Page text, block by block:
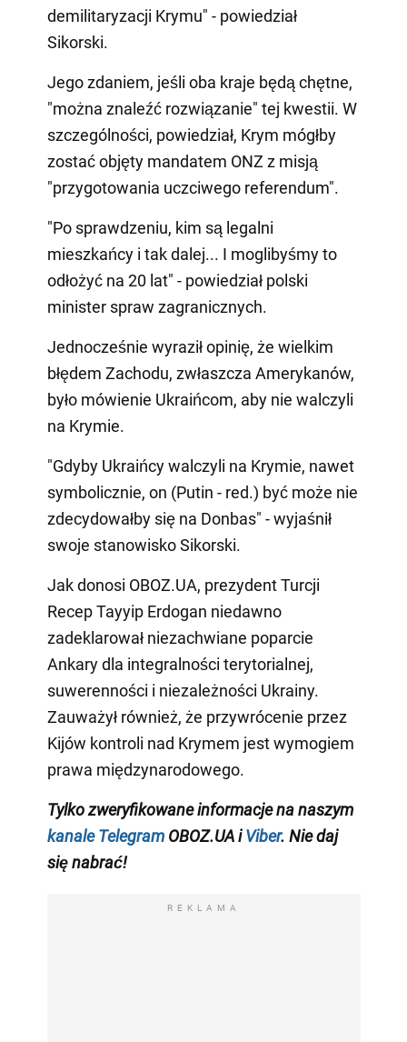
demilitaryzacji Krymu" - powiedział
Sikorski.
Jego zdaniem, jeśli oba kraje będą chętne,
"można znaleźć rozwiązanie" tej kwestii. W
szczególności, powiedział, Krym mógłby
zostać objęty mandatem ONZ z misją
"przygotowania uczciwego referendum".
"Po sprawdzeniu, kim są legalni
mieszkańcy i tak dalej... I moglibyśmy to
odłożyć na 20 lat" - powiedział polski
minister spraw zagranicznych.
Jednocześnie wyraził opinię, że wielkim
błędem Zachodu, zwłaszcza Amerykanów,
było mówienie Ukraińcom, aby nie walczyli
na Krymie.
"Gdyby Ukraińcy walczyli na Krymie, nawet
symbolicznie, on (Putin - red.) być może nie
zdecydowałby się na Donbas" - wyjaśnił
swoje stanowisko Sikorski.
Jak donosi OBOZ.UA, prezydent Turcji
Recep Tayyip Erdogan niedawno
zadeklarował niezachwiane poparcie
Ankary dla integralności terytorialnej,
suwerenności i niezależności Ukrainy.
Zauważył również, że przywrócenie przez
Kijów kontroli nad Krymem jest wymogiem
prawa międzynarodowego.
Tylko zweryfikowane informacje na naszym
kanale TelegramOBOZ.UA iViber. Nie daj
się nabrać!
REKLAMA